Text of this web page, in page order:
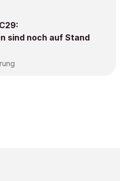
sind noch auf Stand